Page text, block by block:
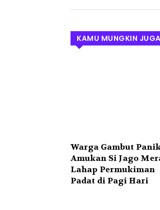
KAMU MUNGKIN
Warga Gambut
Amukan Si Jago
Lahap Permukiman
Padat di Pagi Hari